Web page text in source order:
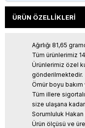
ÜRÜN ÖZELLIKLERI
Ağırlığı 81,65
Tüm ürünlerimiz 14
Ürünlerimiz özel
gönderilmektedir.
Ömür boyu bakım
Tüm illere
size ulaşana
Sorumluluk
Ürün ölçüsü ve